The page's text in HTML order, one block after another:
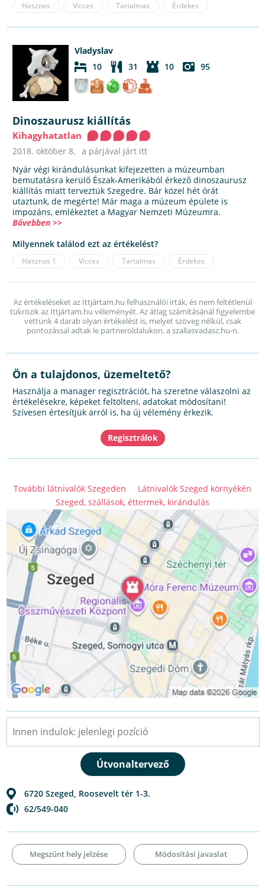
Hasznos Vicces Tartalmas Érdekes
Vladyslav
10
31 10 95
Dinoszaurusz kiállítás
Kihagyhatatlan
2018. október 8. a párjával járt itt
Nyár végi kirándulásunkat kifejezetten a múzeumban
bemutatásra kerülő Észak-Amerikából érkező dinoszaurusz
kiállítás miatt terveztük Szegedre. Bár közel hét órát
utaztunk, de megérte! Már maga a múzeum épülete is
impozáns, emlékeztet a Magyar Nemzeti Múzeumra.
Bővebben >>
Milyennek találod ezt az értékelést?
Hasznos 1 Vicces Tartalmas Érdekes
Az értékeléseket az Ittjártam.hu felhasználói írták, és nem feltétlenül
tükrözik az Ittjártam.hu véleményét. Az átlag számításánál figyelembe
vettünk 4 darab olyan értékelést is, melyet szöveg nélkül, csak
pontozással adtak le partneroldalukon, a szallasvadasz.hu-n.
Ön a tulajdonos, üzemeltető?
Használja a manager regisztrációt, ha szeretne válaszolni az
értékelésekre, képeket feltölteni, adatokat módosítani!
Szívesen értesítjük arról is, ha új vélemény érkezik.
További látnivalók Szegeden
Látnivalók Szeged környékén
Szeged, szállások, éttermek, kirándulás
6720 Szeged, Roosevelt tér 1-3.
62/549-040
Megszűnt hely jelzése Módosítási javaslat